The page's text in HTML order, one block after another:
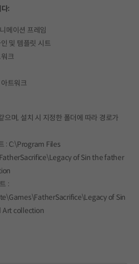
:
메이션 프레임
및 템플릿 시트
크
트워크
으며, 설치 시 지정한 폴더에 따라 경로가
: C:\Program Files
of Sin the father
:
of Sin
Art collection